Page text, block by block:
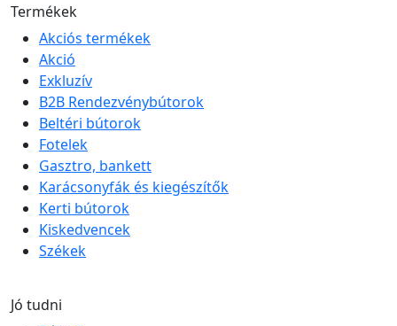
Termékek
Akciós termékek
Akció
Exkluzív
B2B Rendezvénybútorok
Beltéri bútorok
Fotelek
Gasztro, bankett
Karácsonyfák és kiegészítők
Kerti bútorok
Kiskedvencek
Székek
Jó tudni